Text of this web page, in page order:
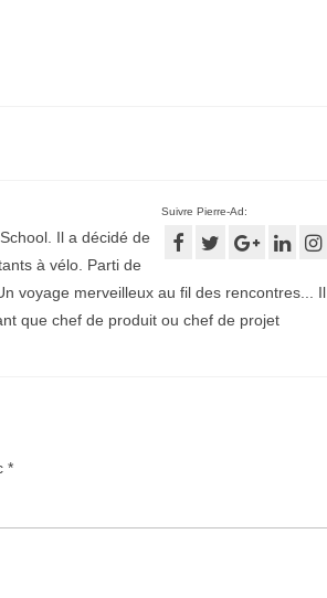
Suivre Pierre-Ad:
Il a décidé de
à vélo. Parti de
voyage merveilleux au fil des rencontres... Il
que chef de produit ou chef de projet
*